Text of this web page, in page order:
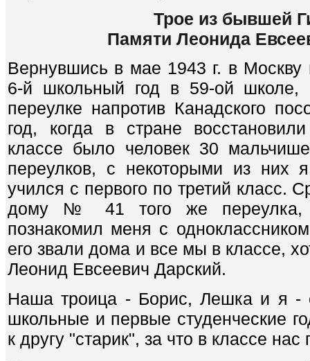
Трое из бывшей
Памяти Леонида
Вернувшись в мае 1943 г. в Москву
6-й школьный год в 59-ой школе,
переулке напротив Канадского
год, когда в стране
классе было человек 30
переулков, с некоторыми из
учился с первого по третий класс.
дому № 41 того же переулка,
познакомил меня с
его звали дома и все мы в классе,
Леонид Евсеевич Дарский.
Наша троица - Борис, Лешка и я -
школьные и первые студенческие
к другу "старик", за что в классе